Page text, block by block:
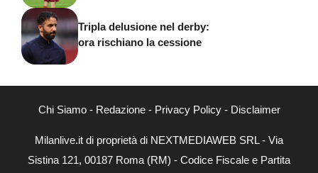
Tripla delusione nel derby:
ora rischiano la cessione
Chi Siamo- Redazione- Privacy Policy- Disclaimer
Milanlive.it di proprietà di NEXTMEDIAWEB SRL - Via
Sistina 121, 00187 Roma (RM) - Codice Fiscale e Partita